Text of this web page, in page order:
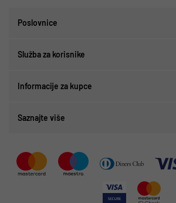
Poslovnice
Služba za korisnike
Informacije za kupce
Saznajte više